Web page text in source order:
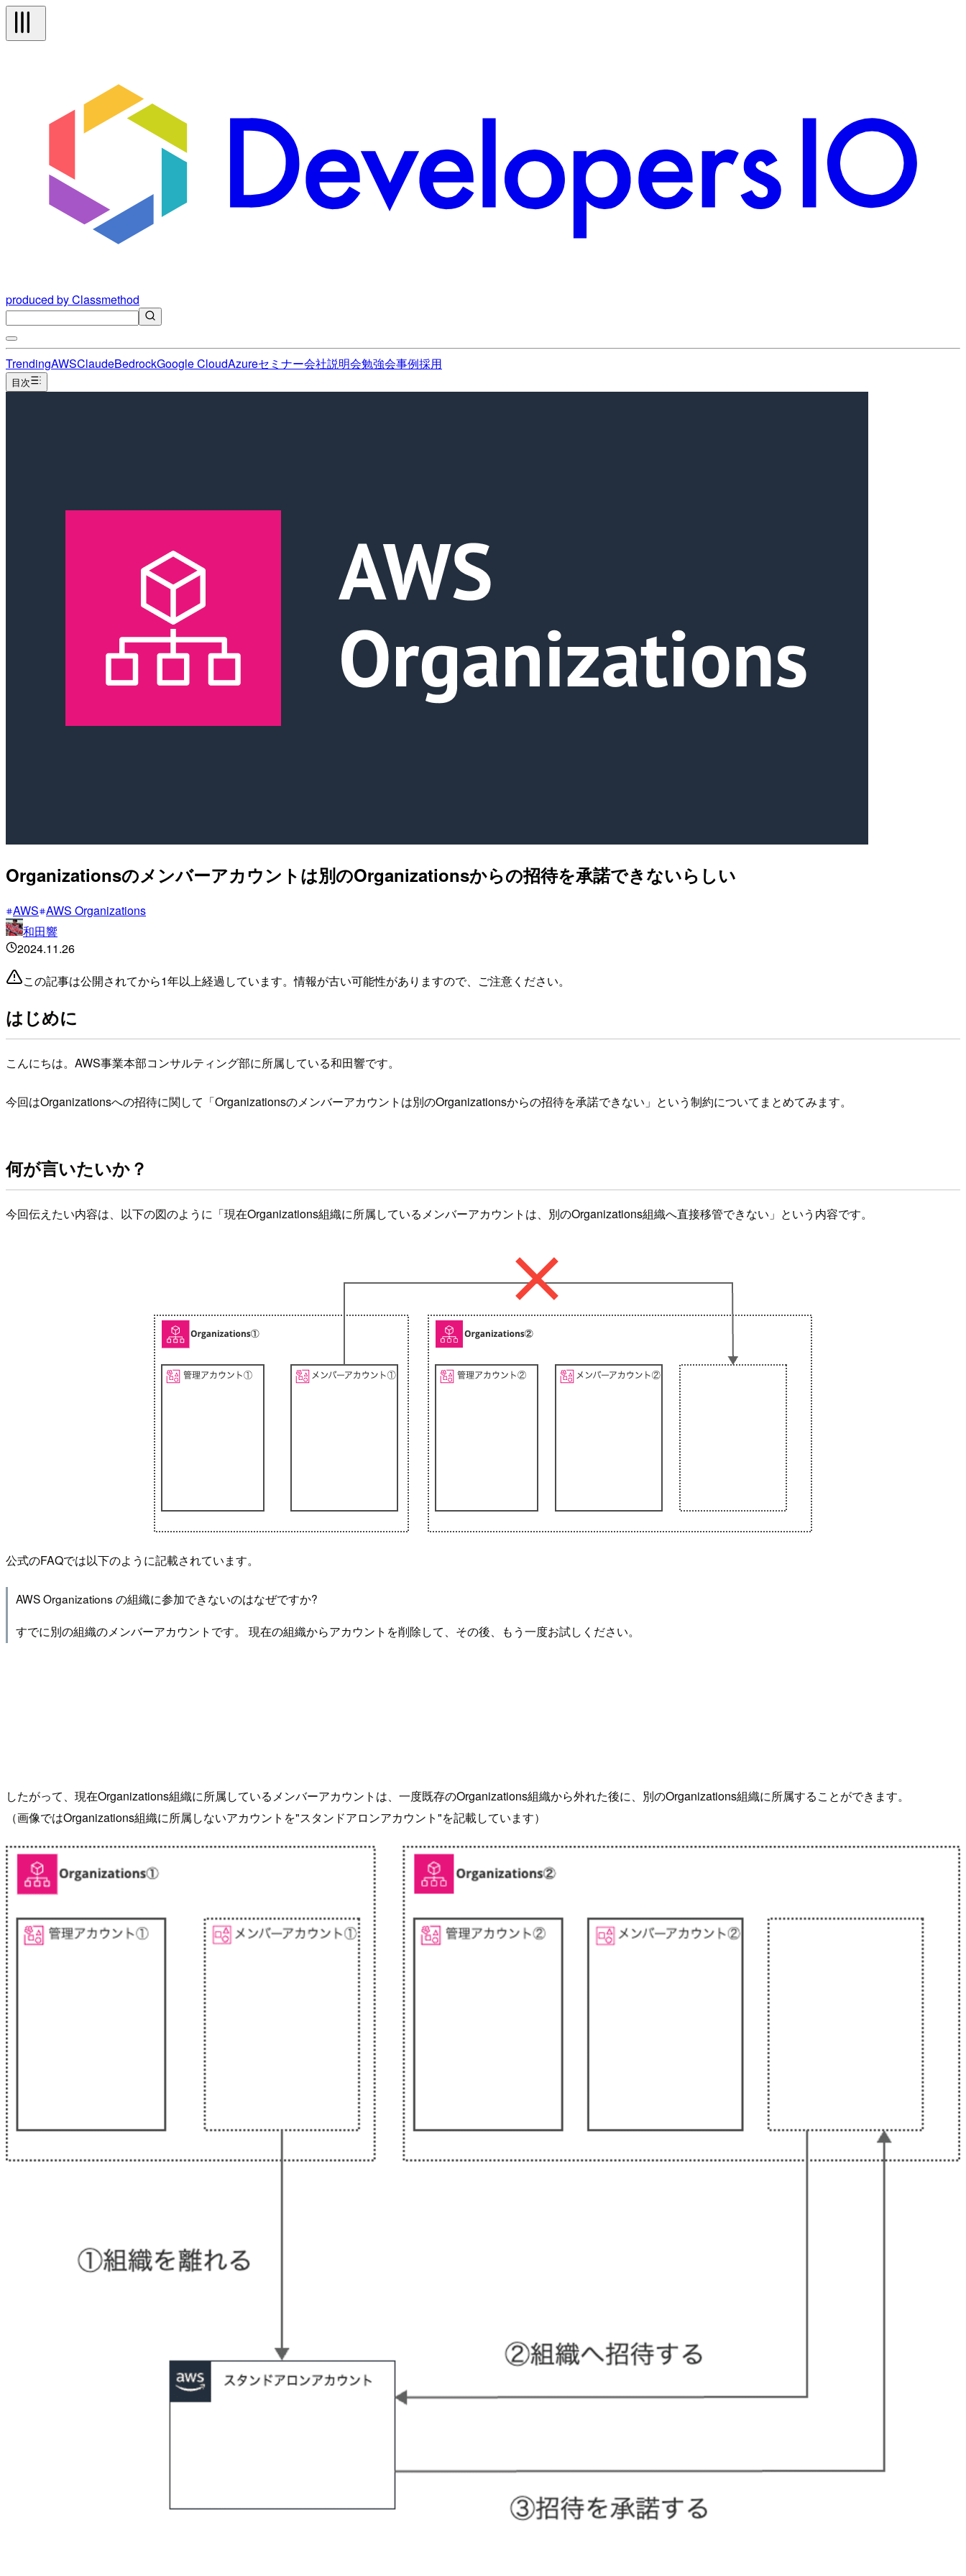
produced by Classmethod
TrendingAWSClaudeBedrockGoogle CloudAzureセミナー会社説明会勉強会事例採用
目次
Organizationsのメンバーアカウントは別のOrganizationsからの招待を承諾できないらしい
AWS AWS Organizations
和田響
2024.11.26
この記事は公開されてから1年以上経過しています。情報が古い可能性がありますので、ご注意ください。
はじめに
こんにちは。AWS事業本部コンサルティング部に所属している和田響です。
今回はOrganizationsへの招待に関して「Organizationsのメンバーアカウントは別のOrganizationsからの招待を承諾できない」という制約についてまとめてみます。
何が言いたいか？
今回伝えたい内容は、以下の図のように「現在Organizations組織に所属しているメンバーアカウントは、別のOrganizations組織へ直接移管できない」という内容です。
公式のFAQでは以下のように記載されています。
AWS Organizations の組織に参加できないのはなぜですか?
すでに別の組織のメンバーアカウントです。 現在の組織からアカウントを削除して、その後、もう一度お試しください。
したがって、現在Organizations組織に所属しているメンバーアカウントは、一度既存のOrganizations組織から外れた後に、別のOrganizations組織に所属することができます。
（画像ではOrganizations組織に所属しないアカウントを"スタンドアロンアカウント"を記載しています）